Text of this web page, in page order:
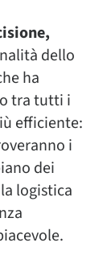
dello
ha
tra tutti i
efficiente:
i
dei
logistica